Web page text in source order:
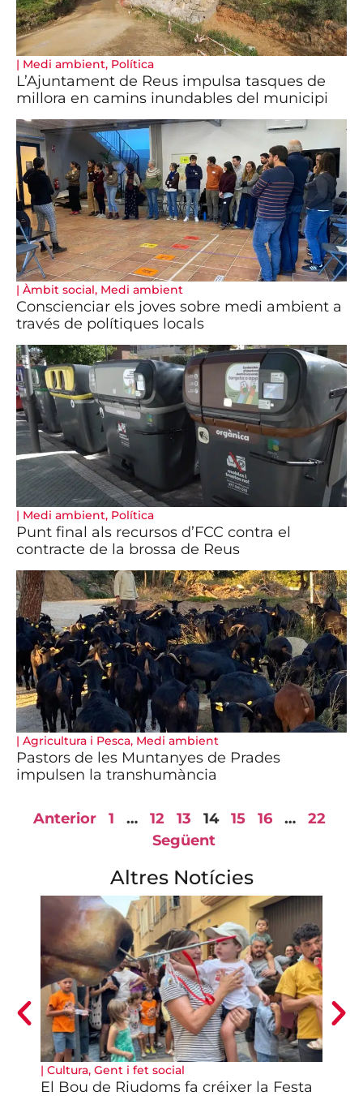
| Medi ambient, Política
L’Ajuntament de Reus impulsa tasques de
millora en camins inundables del municipi
| Àmbit social, Medi ambient
Conscienciar els joves sobre medi ambient a
través de polítiques locals
| Medi ambient, Política
Punt final als recursos d’FCC contra el
contracte de la brossa de Reus
| Agricultura i Pesca, Medi ambient
Pastors de les Muntanyes de Prades
impulsen la transhumància
Anterior 1 … 12 13 14 15 16 …
22
Següent
Altres Notícies
| Cultura, Gent i fet social
El Bou de Riudoms fa créixer la Festa